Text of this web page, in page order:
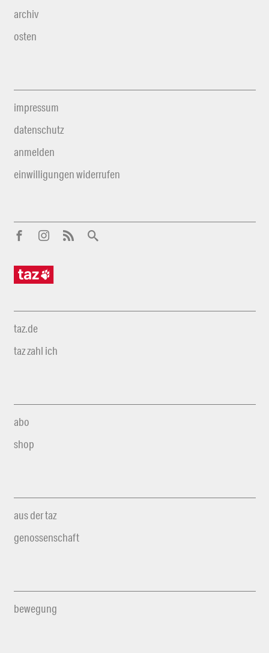
archiv
osten
impressum
datenschutz
anmelden
einwilligungen widerrufen
taz.de
taz zahl ich
abo
shop
aus der taz
genossenschaft
bewegung